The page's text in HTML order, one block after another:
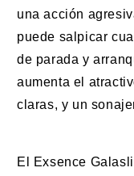
una acción
puede salpicar
de parada y
aumenta el
claras, y un
El Exsence